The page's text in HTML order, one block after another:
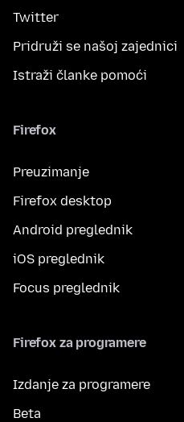
Twitter
Pridruži se našoj zajednici
Istraži članke pomoći
Firefox
Preuzimanje
Firefox desktop
Android preglednik
iOS preglednik
Focus preglednik
Firefox za programere
Izdanje za programere
Beta